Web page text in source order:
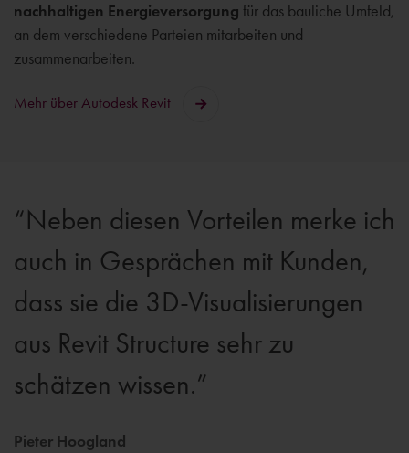
nachhaltigen Energieversorgung für das bauliche Umfeld,
an dem verschiedene Parteien mitarbeiten und
zusammenarbeiten.
Mehr über Autodesk Revit
Neben diesen Vorteilen merke ich
auch in Gesprächen mit Kunden,
dass sie die 3D-Visualisierungen
aus Revit Structure sehr zu
schätzen wissen.
Pieter Hoogland